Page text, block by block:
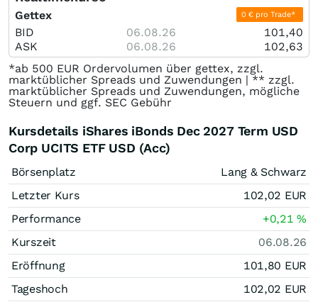
Gettex 0 € pro Trade*
BID 06.08.26
101,40
ASK
06.08.26
102,63
*ab 500 EUR Ordervolumen über gettex, zzgl.
marktüblicher Spreads und Zuwendungen | ** zzgl.
marktüblicher Spreads und Zuwendungen, mögliche
Steuern und ggf. SEC Gebühr
Kursdetails iShares iBonds Dec 2027 Term USD
Corp UCITS ETF USD (Acc)
Börsenplatz
Lang & Schwarz
Letzter Kurs
102,02 EUR
Performance
+0,21%
Kurszeit
06.08.26
Eröffnung
101,80 EUR
Tageshoch
102,02 EUR